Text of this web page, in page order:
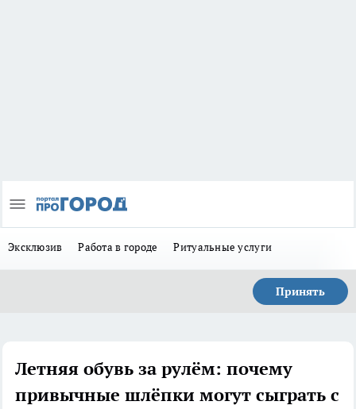
Эксклюзив Работа в городе Ритуальные услуги
Принять
Летняя обувь за рулём: почему
привычные шлёпки могут сыграть с